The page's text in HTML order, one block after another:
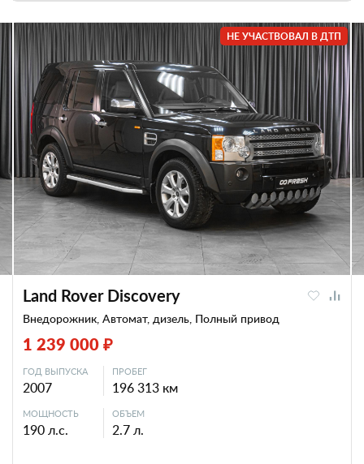
НЕ УЧАСТВОВАЛ В ДТП
Land Rover Discovery
Внедорожник, Автомат, дизель, Полный привод
1 239 000 ₽
ГОД ВЫПУСКА
2007
ПРОБЕГ
196 313 км
МОЩНОСТЬ
190 л.с.
ОБЪЕМ
2.7 л.